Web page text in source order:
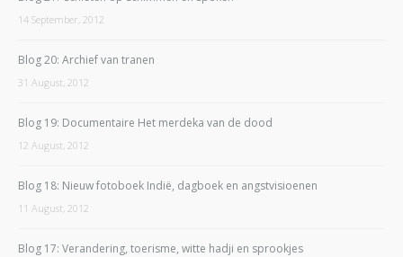
14 September, 2012
Blog 20: Archief van tranen
31 August, 2012
Blog 19: Documentaire Het merdeka van de dood
12 August, 2012
Blog 18: Nieuw fotoboek Indië, dagboek en angstvisioenen
11 August, 2012
Blog 17: Verandering, toerisme, witte hadji en sprookjes